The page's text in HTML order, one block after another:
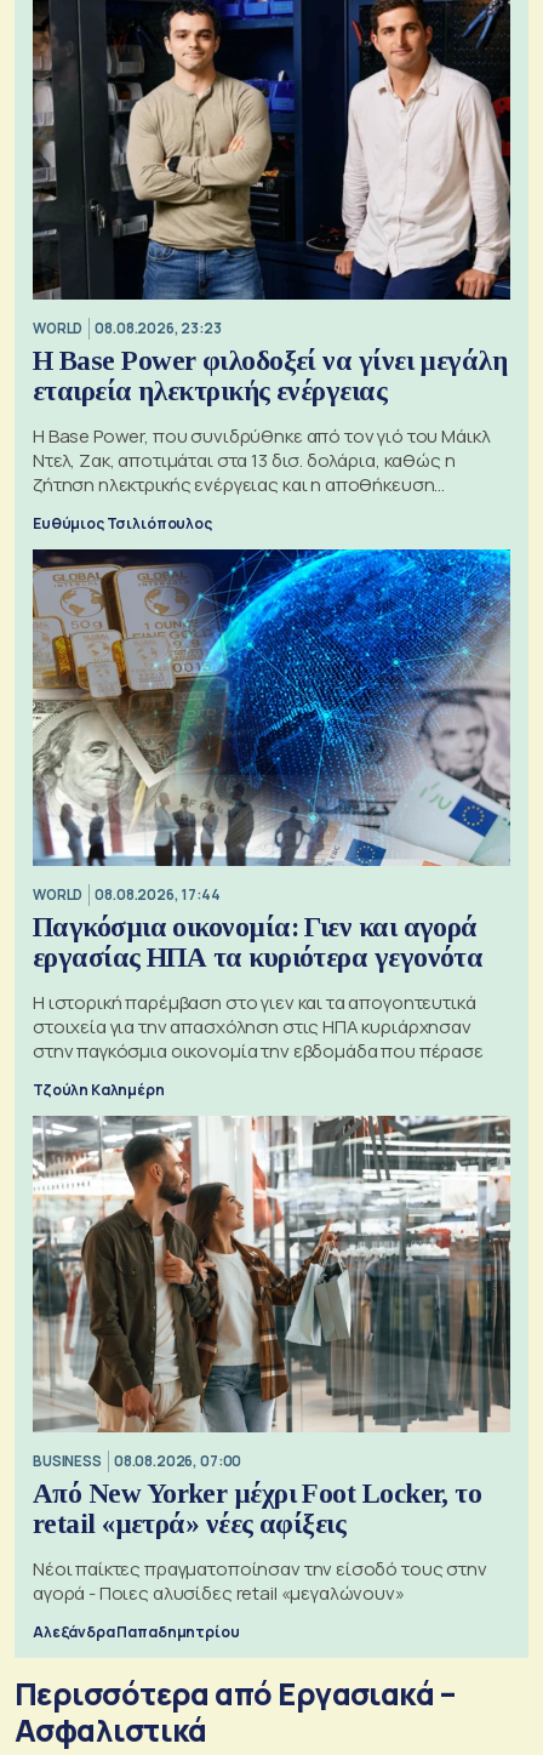
WORLD 08.08.2026, 23:23
Η Base Power φιλοδοξεί να γίνει μεγάλη
εταιρεία ηλεκτρικής ενέργειας
Η Base Power, που συνιδρύθηκε από τον γιό του Μάικλ
Ντελ, Ζακ, αποτιμάται στα 13 δισ. δολάρια, καθώς η
ζήτηση ηλεκτρικής ενέργειας και η αποθήκευση
Ευθύμιος Τσιλιόπουλος
WORLD 08.08.2026, 17:44
Παγκόσμια οικονομία: Γιεν και αγορά
εργασίας ΗΠΑ τα κυριότερα γεγονότα
Η ιστορική παρέμβαση στο γιεν και τα απογοητευτικά
στοιχεία για την απασχόληση στις ΗΠΑ κυριάρχησαν
στην παγκόσμια οικονομία την εβδομάδα που πέρασε
Τζούλη Καλημέρη
BUSINESS 08.08.2026, 07:00
Από New Yorker μέχρι Foot Locker, το
retail «μετρά» νέες αφίξεις
Νέοι παίκτες πραγματοποίησαν την είσοδό τους στην
αγορά - Ποιες αλυσίδες retail «μεγαλώνουν»
Αλεξάνδρα Παπαδημητρίου
Περισσότερα από Εργασιακά –
Ασφαλιστικά